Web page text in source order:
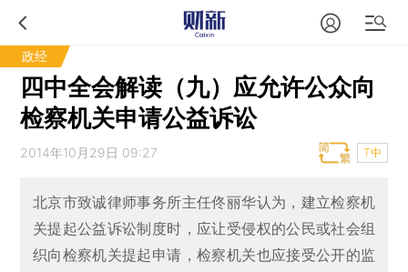
政经
四中全会解读（九）应允许公众向
检察机关申请公益诉讼
2014年10月29日 09:27 T中
北京市致诚律师事务所主任佟丽华认为，建立检察机
关提起公益诉讼制度时，应让受侵权的公民或社会组
织向检察机关提起申请，检察机关也应接受公开的监